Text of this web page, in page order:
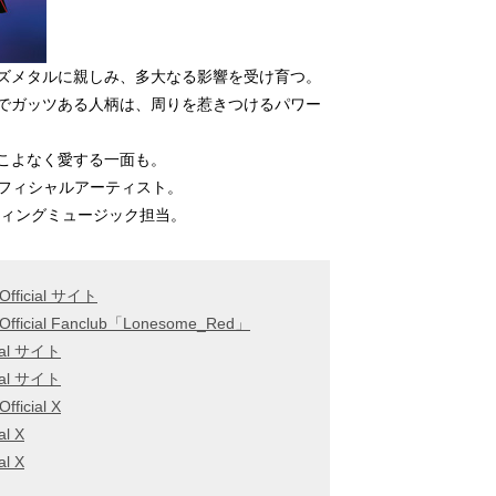
メタルに親しみ、多大なる影響を受け育つ。
ガッツある人柄は、周りを惹きつけるパワー
よなく愛する一面も。
ィシャルアーティスト。
ングミュージック担当。
サイト
Fanclub「Lonesome_Red」
サイト
サイト
X
X
X